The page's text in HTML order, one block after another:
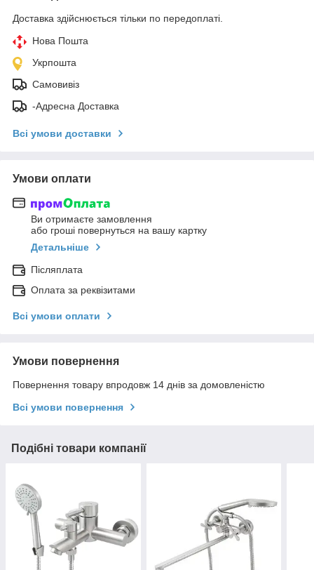
Доставка здійснюється тільки по передоплаті.
Нова Пошта
Укрпошта
Самовивіз
-Адресна Доставка
Всі умови доставки
Умови оплати
Ви отримаєте замовлення
або гроші повернуться на вашу картку
Детальніше
Післяплата
Оплата за реквізитами
Всі умови оплати
Умови повернення
Повернення товару впродовж 14 днів за домовленістю
Всі умови повернення
Подібні товари компанії